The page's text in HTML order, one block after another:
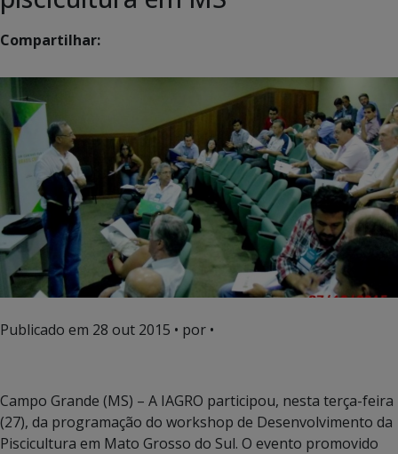
Compartilhar:
Publicado em 28 out 2015 • por •
Campo Grande (MS) – A IAGRO participou, nesta terça-feira
(27), da programação do workshop de Desenvolvimento da
Piscicultura em Mato Grosso do Sul. O evento promovido